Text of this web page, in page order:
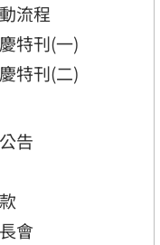
流程
特刊(一)
特刊(二)
告
會